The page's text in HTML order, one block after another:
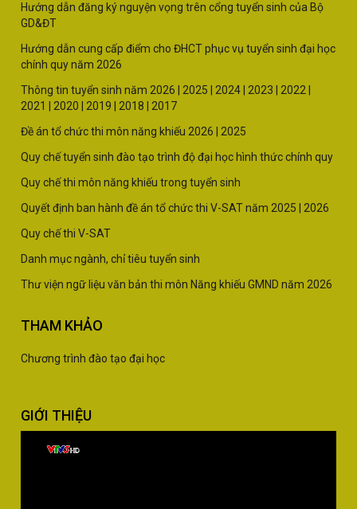
Hướng dẫn đăng ký nguyện vọng trên cổng tuyển sinh của Bộ
GD&ĐT
Hướng dẫn cung cấp điểm cho ĐHCT phục vụ tuyển sinh đại học
chính quy năm 2026
Thông tin tuyển sinh năm 2026 | 2025 2024 2023 2022
2021
2020 2019 2018
2017
Đề án tổ chức thi môn năng khiếu 2026
2025
Quy chế tuyển sinh đào tạo trình độ đại học hình thức chính quy
Quy chế thi môn năng khiếu trong tuyển sinh
Quyết định ban hành đề án tổ chức thi V-SAT năm 2025
2026
Quy chế thi V-SAT
Danh mục ngành, chỉ tiêu tuyển sinh
Thư viện ngữ liệu văn bản thi môn Năng khiếu GMND năm 2026
THAM KHẢO
Chương trình đào tạo đại học
GIỚI THIỆU